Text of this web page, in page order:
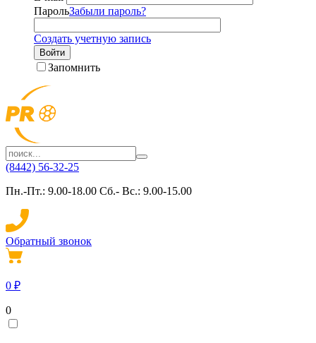
ПарольЗабыли пароль?
Создать учетную запись
Войти
Запомнить
(8442) 56-32-25
Пн.-Пт.: 9.00-18.00 Сб.- Вс.: 9.00-15.00
Обратный звонок
0 ₽
0